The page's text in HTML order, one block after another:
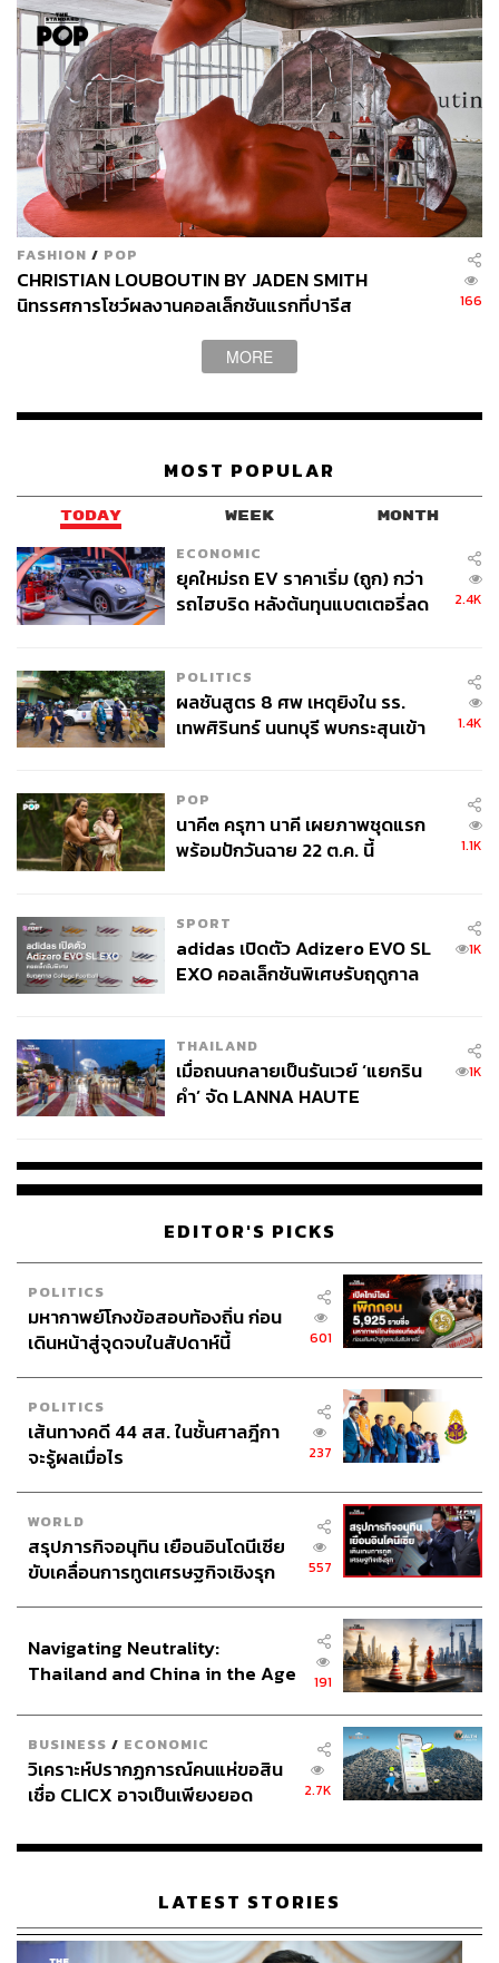
นอกจากภาพวาดน้องมะม่วงในกรอบกระจกแล้ว ตั้ม วิศุทธิ์
ยังชวนให้คุณได้เห็นพื้นที่ว่างตรงหน้าภาพวาดนั้น และ
จินตนาการว่าตัวคุณเป็นแบบไหนที่สะท้อนออกมาเป็นภาพ
วาดตรงหน้านั้น โดยให้ภาพวาดนั้นวาดจินตนาการของคุณ
แล้วอย่าลืมถ่ายรูปคุณที่สะท้อนเป็นน้องมะม่วงในภาพด้วยล่ะ
Galleria ชั้น 2 ตึก River City กรุงเทพฯ เข้าชมได้ตั้งแต่วันนี้
ละเอียดเพิ่มเติมได้ที่https://facebook.com/RiverCityBangko
kหรือhttps://rivercitybangkok.com/th/
ภาพ:Courtesy of TrendyGallery.Art
TAGS: นิทรรศการ น้องมะม่วง ตั้ม-วิศุทธิ์ พรนิมิตร
194
วรนิต หิรัญพงษ์
อดีตนักเขียนอาหาร ท่องเที่ยว และความ
สัมพันธ์ ปัจจุบันเป็นนักเขียนอิสระที่กำลังตาม
หาความฝันและเส้นทางใหม่ในประเทศญี่ปุ่น
FASHION / POP
CHRISTIAN LOUBOUTIN BY JADEN SMITH
นิทรรศการโชว์ผลงานคอลเล็กชันแรกที่ปารีส
166
MORE
MOST POPULAR
TODAY WEEK MONTH
ECONOMIC
ยุคใหม่รถ EV ราคาเริ่ม (ถูก) กว่า
รถไฮบริด หลังต้นทุนแบตเตอรี่ลด
2.4K
POLITICS
ผลชันสูตร 8 ศพ เหตุยิงใน รร.
เทพศิรินทร์ นนทบุรี พบกระสุนเข้า
1.4K
POP
นาคี๓ ครุฑา นาคี เผยภาพชุดแรก
พร้อมปักวันฉาย 22 ต.ค. นี้
1.1K
SPORT
adidas เปิดตัว Adizero EVO SL
EXO คอลเล็กชันพิเศษรับฤดูกาล
1K
THAILAND
เมื่อถนนกลายเป็นรันเวย์ ‘แยกริน
คำ’ จัด LANNA HAUTE
1K
EDITOR'S PICKS
POLITICS
มหากาพย์โกงข้อสอบท้องถิ่น ก่อน
เดินหน้าสู่จุดจบในสัปดาห์นี้
601
POLITICS
เส้นทางคดี 44 สส. ในชั้นศาลฎีกา
จะรู้ผลเมื่อไร
237
WORLD
สรุปภารกิจอนุทิน เยือนอินโดนีเซีย
ขับเคลื่อนการทูตเศรษฐกิจเชิงรุก
557
Navigating Neutrality:
Thailand and China in the Age
191
BUSINESS / ECONOMIC
วิเคราะห์ปรากฏการณ์คนแห่ขอสิน
เชื่อ CLICX อาจเป็นเพียงยอด
เรือนไทยที่ถูกซุกไว้
2.7K
LATEST STORIES